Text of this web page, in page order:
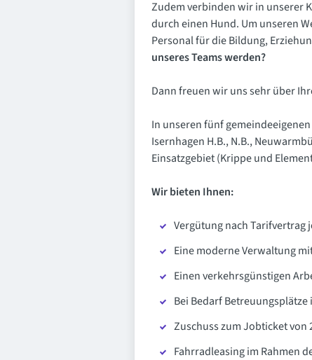
Zudem verbinden wir in unserer
durch einen Hund. Um unseren
Personal für die Bildung,
unseres Teams werden?
Dann freuen wir uns sehr über
In unseren fünf
Isernhagen H.B., N.B.,
Einsatzgebiet (Krippe und
Wir bieten Ihnen:
Vergütung nach Tarifvertrag
Eine moderne Verwaltung
Einen verkehrsgünstigen
Bei Bedarf
Zuschuss zum Jobticket von
Fahrradleasing im Rahmen